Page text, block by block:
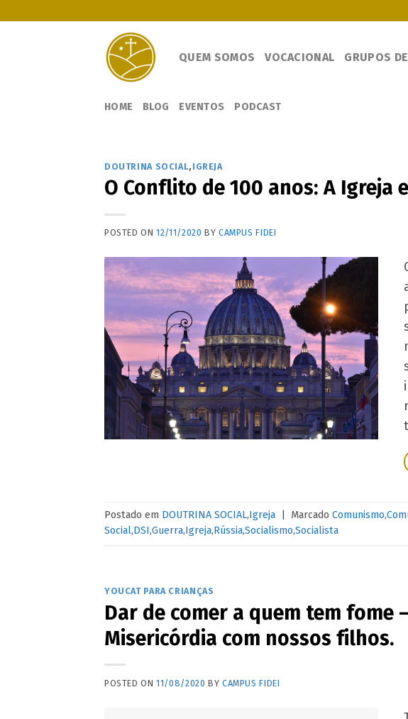
QUEM SOMOS VOCACIONAL GRUPOS
HOME BLOG EVENTOS PODCAST
DOUTRINA SOCIAL, IGREJA
O Conflito de 100 anos: A Igreja
POSTED ON12/11/2020 BY CAMPUS FIDEI
Postado em DOUTRINA SOCIAL,Igreja Marcado Comunismo,
Social,DSI,Guerra,Igreja,Rússia,Socialismo,Socialista
YOUCAT PARA CRIANÇAS
Dar de comer a quem tem fome
Misericórdia com nossos filhos.
POSTED ON11/08/2020 BY CAMPUS FIDEI